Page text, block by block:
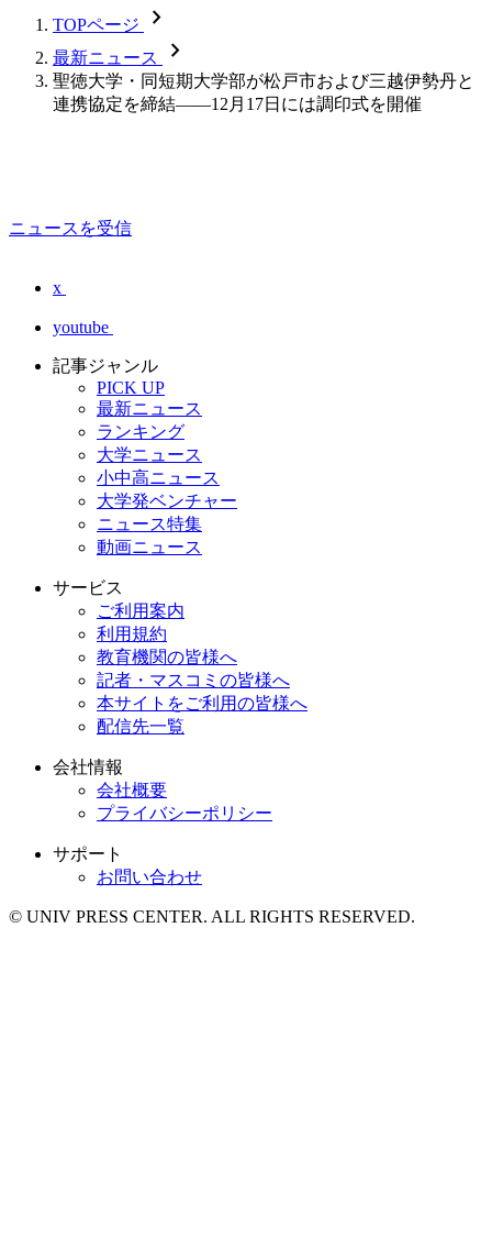
TOPページ chevron_forward
最新ニュース chevron_forward
聖徳大学・同短期大学部が松戸市および三越伊勢丹と
連携協定を締結――12月17日には調印式を開催
ニュースを受信
x
youtube
記事ジャンル
PICK UP
最新ニュース
ランキング
大学ニュース
小中高ニュース
大学発ベンチャー
ニュース特集
動画ニュース
サービス
ご利用案内
利用規約
教育機関の皆様へ
記者・マスコミの皆様へ
本サイトをご利用の皆様へ
配信先一覧
会社情報
会社概要
プライバシーポリシー
サポート
お問い合わせ
© UNIV PRESS CENTER. ALL RIGHTS RESERVED.